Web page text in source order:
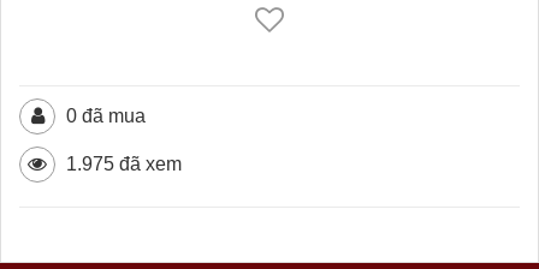
0 đã mua
1.975 đã xem